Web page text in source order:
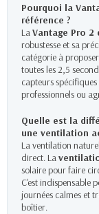
Pourquoi la
référence ?
LaVantage Pro 2
robustesse et sa
catégorie à
toutes les 2,5
capteurs
professionnels ou
Quelle est la
une ventilation
La ventilation
direct. La
solaire pour faire
C'est indispensable
journées calmes et
boîtier.